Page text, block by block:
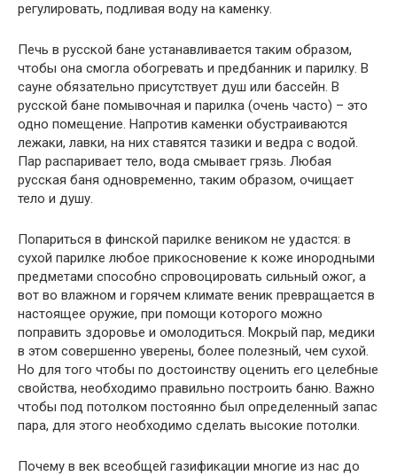
регулировать, подливая воду на каменку.
Печь в русской бане устанавливается таким образом,
чтобы она смогла обогревать и предбанник и парилку. В
сауне обязательно присутствует душ или бассейн. В
русской бане помывочная и парилка (очень часто) – это
одно помещение. Напротив каменки обустраиваются
лежаки, лавки, на них ставятся тазики и ведра с водой.
Пар распаривает тело, вода смывает грязь. Любая
русская баня одновременно, таким образом, очищает
тело и душу.
Попариться в финской парилке веником не удастся: в
сухой парилке любое прикосновение к коже инородными
предметами способно спровоцировать сильный ожог, а
вот во влажном и горячем климате веник превращается в
настоящее оружие, при помощи которого можно
поправить здоровье и омолодиться. Мокрый пар, медики
в этом совершенно уверены, более полезный, чем сухой.
Но для того чтобы по достоинству оценить его целебные
свойства, необходимо правильно построить баню. Важно
чтобы под потолком постоянно был определенный запас
пара, для этого необходимо сделать высокие потолки.
Почему в век всеобщей газификации многие из нас до